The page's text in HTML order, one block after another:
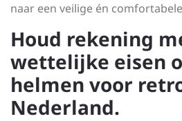
naar een veilige én
Houd rekening
wettelijke eisen
helmen voor
Nederland.